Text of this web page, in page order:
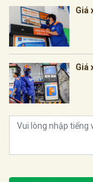
Giá
Giá